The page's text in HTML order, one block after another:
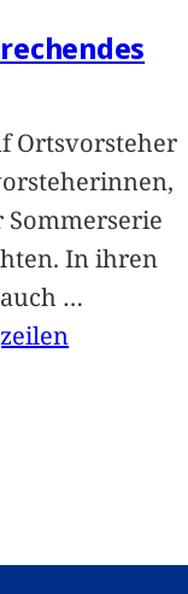
Ortsvorsteher
In ihren
…